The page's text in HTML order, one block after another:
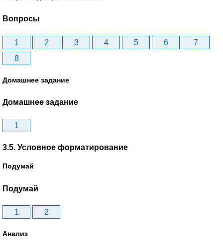
Вопросы
1 2 3 4 5 6
7
8
Домашнее задание
Домашнее задание
1
3.5. Условное форматирование
Подумай
Подумай
1 2
Анализ